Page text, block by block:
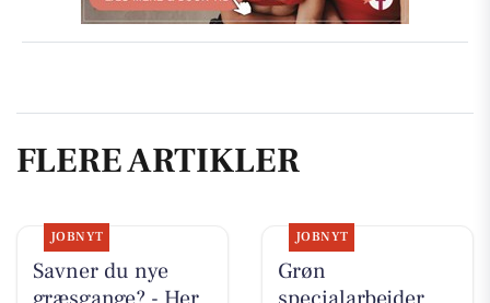
FLERE ARTIKLER
JOBNYT
Savner du nye
JOBNYT
Grøn